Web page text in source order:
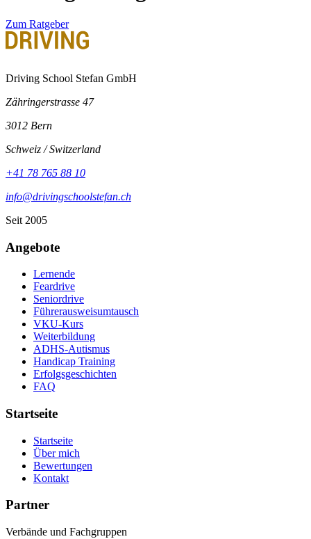
Zum Ratgeber
Driving School Stefan GmbH
Zähringerstrasse 47
3012 Bern
Schweiz / Switzerland
+41 78 765 88 10
info@drivingschoolstefan.ch
Seit 2005
Angebote
Lernende
Feardrive
Seniordrive
Führerausweisumtausch
VKU-Kurs
Weiterbildung
ADHS-Autismus
Handicap Training
Erfolgsgeschichten
FAQ
Startseite
Startseite
Über mich
Bewertungen
Kontakt
Partner
Verbände und Fachgruppen